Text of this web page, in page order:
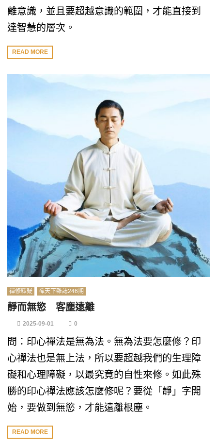
離意識，並且要超越意識的範圍，才能直接到
達智慧的層次。
READ MORE
禪修釋疑 禪天下雜誌246期
靜而無慾 客塵遠離
2025-09-01 0
問：印心禪法是無為法。無為法要怎麼修？印
心禪法也是無上法，所以要超越我們的生理障
礙和心理障礙，以最究竟的自性來修。如此殊
勝的印心禪法應該怎麼修呢？要從「靜」字開
始，要做到無慾，才能遠離根塵。
READ MORE